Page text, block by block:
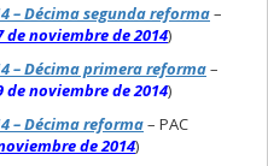
– Décima segunda reforma–
de noviembre de 2014)
– Décima primera reforma–
de noviembre de 2014)
– Décima reforma– PAC
de 2014)